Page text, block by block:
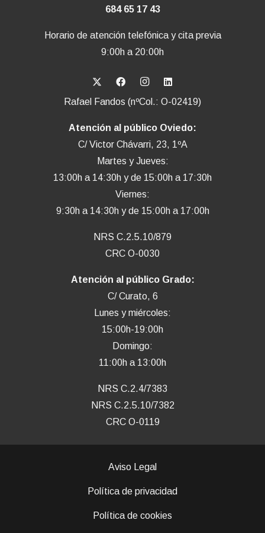
684 65 17 43
Horario de atención telefónica y cita previa
9:00h a 20:00h
Rafael Fandos (nºCol.: O-02419)
Atención al público Oviedo:
C/ Victor Chávarri, 23, 1ºA
Martes y Jueves:
13:00h a 14:30h y de 15:00h a 17:30h
Viernes:
9:30h a 14:30h y de 15:00h a 17:00h
NRS C.2.5.10/879
CRC O-0030
Atención al público Grado:
C/ Curato, 6
Lunes y miércoles:
15:00h-19:00h
Domingo:
11:00h a 13:00h
NRS C.2.4/7383
NRS C.2.5.10/7382
CRC O-0119
Aviso Legal
Política de privacidad
Política de cookies